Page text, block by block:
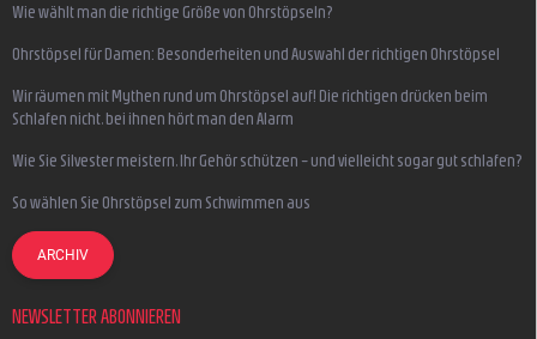
Wie wählt man die richtige Größe von Ohrstöpseln?
Ohrstöpsel für Damen: Besonderheiten und Auswahl der richtigen Ohrstöpsel
Wir räumen mit Mythen rund um Ohrstöpsel auf! Die richtigen drücken beim
Schlafen nicht, bei ihnen hört man den Alarm
Wie Sie Silvester meistern, Ihr Gehör schützen – und vielleicht sogar gut schlafen?
So wählen Sie Ohrstöpsel zum Schwimmen aus
ARCHIV
NEWSLETTER ABONNIEREN